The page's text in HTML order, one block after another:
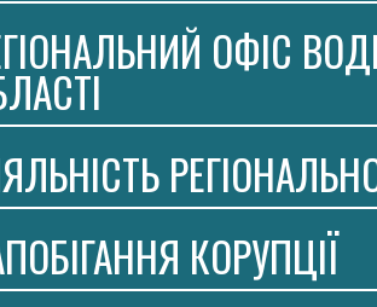
ОФІС
КОРУПЦІЇ